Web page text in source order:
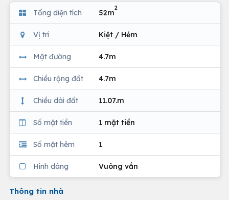
Tổng diện tích 52m
2
Vị trí Kiệt / Hẻm
Mặt đường 4.7m
Chiều rộng đất 4.7m
Chiều dài đất 11.07.m
Số mặt tiền 1 mặt tiền
Số mặt hẻm 1
Hình dáng Vuông vắn
Thông tin nhà